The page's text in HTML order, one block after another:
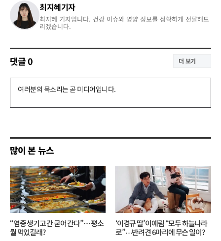
최지혜기자
최지혜 기자입니다. 건강 이슈와 영양 정보를 정확하게 전달해드
리겠습니다.
댓글0 더 보기
댓
기
많이 본 뉴스
“염증 생기고 간 굳어 간다”… 평소
뭘 먹었길래?
‘이경규 딸’ 이예림 “모두 하늘나라
로”⋯반려견 6마리에 무슨 일이?